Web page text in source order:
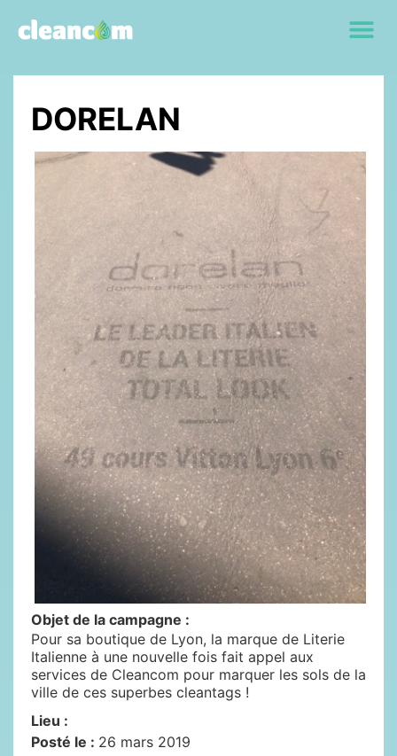
DORELAN
Objet de la campagne :
Pour sa boutique de Lyon, la marque de Literie
Italienne à une nouvelle fois fait appel aux
services de Cleancom pour marquer les sols de la
ville de ces superbes cleantags !
Lieu :
Posté le : 26 mars 2019